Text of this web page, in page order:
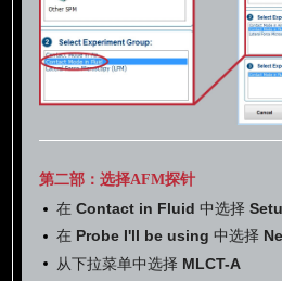
第二部：选择AFM探针
在Contact in Fluid 中选择
在Probe I'll be using 中选择
从下拉菜单中选择 MLCT-A